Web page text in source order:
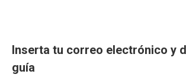
Inserta tu correo electrónico y
guía